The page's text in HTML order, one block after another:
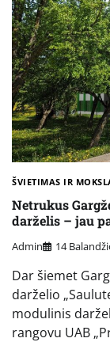
ŠVIETIMAS IR
Netrukus
darželis – jau
Admin 14
Dar šiemet
darželio
modulinis
rangovu UAB